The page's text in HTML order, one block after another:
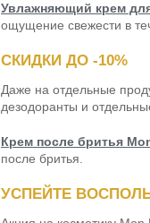
Увлажняющий крем
ощущение свежести в
СКИДКИ ДО -10%
Даже на отдельные
дезодоранты и
Крем после бритья
после бритья.
УСПЕЙТЕ